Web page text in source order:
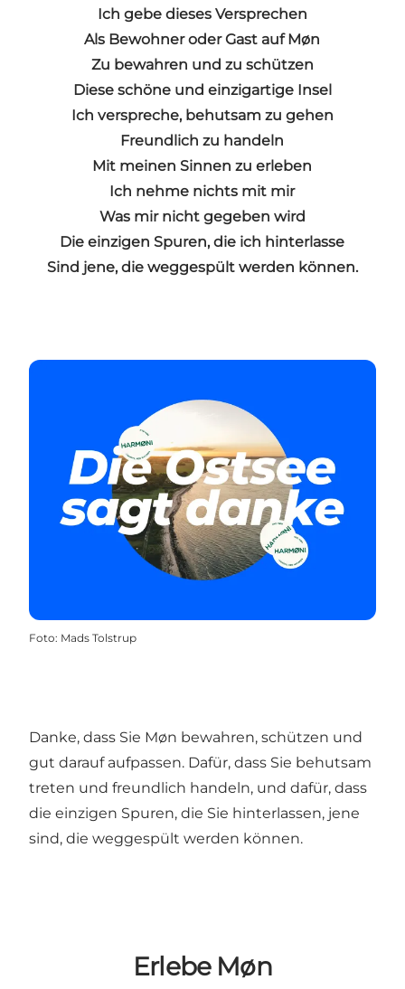
Ich gebe dieses Versprechen
Als Bewohner oder Gast auf Møn
Zu bewahren und zu schützen
Diese schöne und einzigartige Insel
Ich verspreche, behutsam zu gehen
Freundlich zu handeln
Mit meinen Sinnen zu erleben
Ich nehme nichts mit mir
Was mir nicht gegeben wird
Die einzigen Spuren, die ich hinterlasse
Sind jene, die weggespült werden können.
Foto: Mads Tolstrup
Danke, dass Sie Møn bewahren, schützen und
gut darauf aufpassen. Dafür, dass Sie behutsam
treten und freundlich handeln, und dafür, dass
die einzigen Spuren, die Sie hinterlassen, jene
sind, die weggespült werden können.
Erlebe Møn